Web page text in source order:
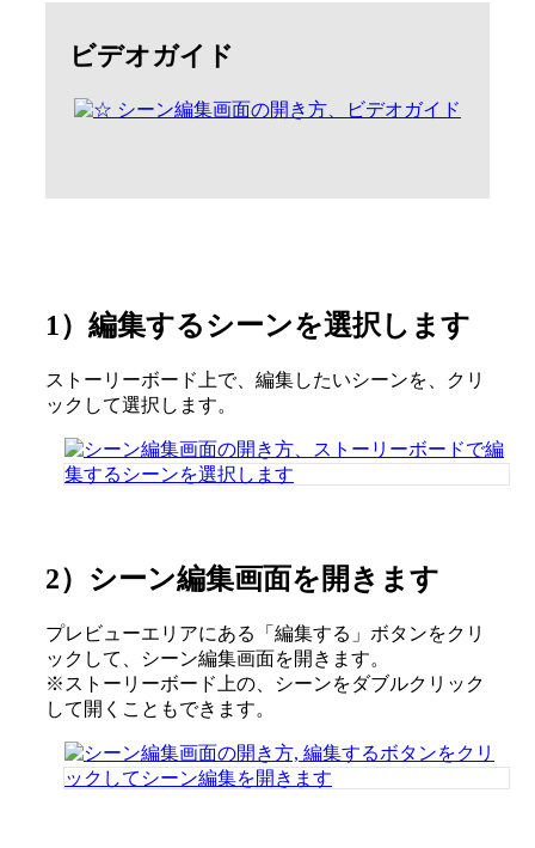
ビデオガイド
1）編集するシーンを選択します
ストーリーボード上で、編集したいシーンを、クリ
ックして選択します。
2）シーン編集画面を開きます
プレビューエリアにある「編集する」ボタンをクリ
ックして、シーン編集画面を開きます。
※ストーリーボード上の、シーンをダブルクリック
して開くこともできます。